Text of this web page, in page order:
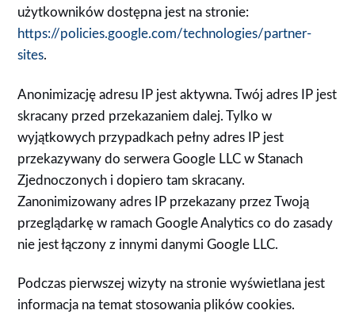
użytkowników dostępna jest na stronie:
https://policies.google.com/technologies/partner-
sites.
Anonimizację adresu IP jest aktywna. Twój adres IP jest
skracany przed przekazaniem dalej. Tylko w
wyjątkowych przypadkach pełny adres IP jest
przekazywany do serwera Google LLC w Stanach
Zjednoczonych i dopiero tam skracany.
Zanonimizowany adres IP przekazany przez Twoją
przeglądarkę w ramach Google Analytics co do zasady
nie jest łączony z innymi danymi Google LLC.
Podczas pierwszej wizyty na stronie wyświetlana jest
informacja na temat stosowania plików cookies.